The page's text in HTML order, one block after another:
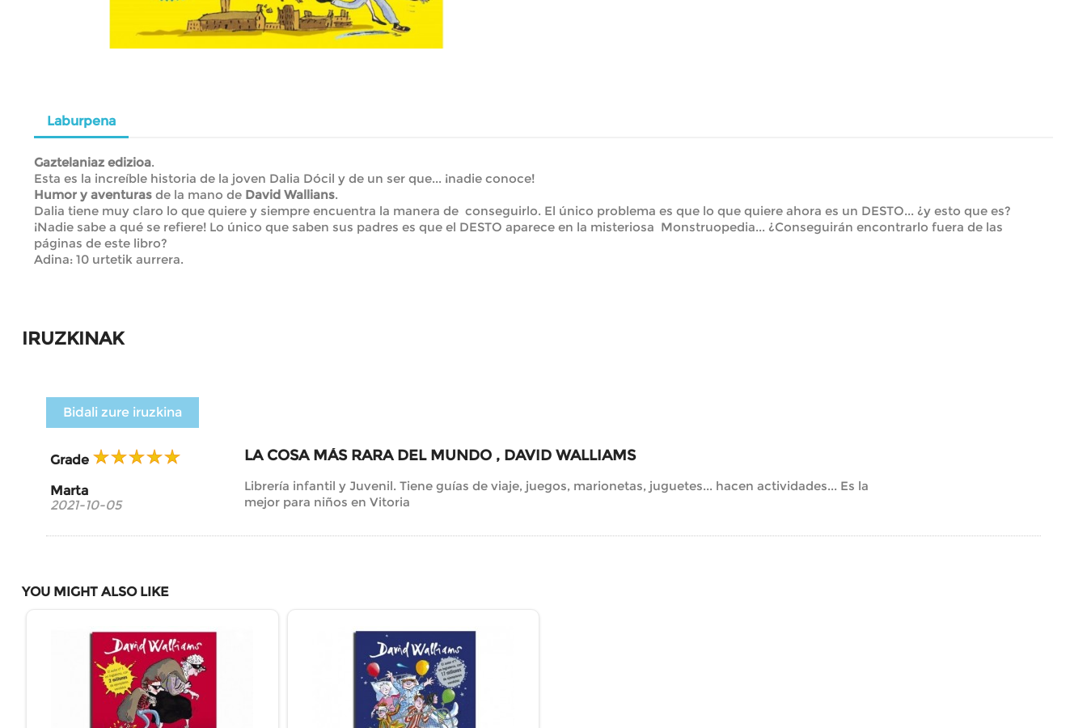
Laburpena
Gaztelaniaz edizioa.
Esta es la increíble historia de la joven Dalia Dócil y de un ser que... ¡nadie conoce!
Humor y aventuras de la mano de David Wallians.
Dalia tiene muy claro lo que quiere y siempre encuentra la manera de conseguirlo. El único problema es que lo que quiere ahora es un DESTO... ¿y esto que es?
¡Nadie sabe a qué se refiere! Lo único que saben sus padres es que el DESTO aparece en la misteriosa Monstruopedia... ¿Conseguirán encontrarlo fuera de las
páginas de este libro?
Adina: 10 urtetik aurrera.
IRUZKINAK
Bidali zure iruzkina
Grade
Marta
2021-10-05
LA COSA MÁS RARA DEL MUNDO , DAVID WALLIAMS
Librería infantil y Juvenil. Tiene guías de viaje, juegos, marionetas, juguetes... hacen actividades... Es la
mejor para niños en Vitoria
YOU MIGHT ALSO LIKE